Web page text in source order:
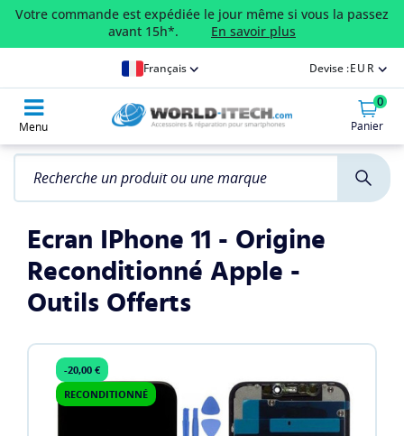
Votre commande est expédiée le jour même si vous la passez
avant 15h*.
En savoir plus
Français Devise :EUR
Menu
0
Panier
Ecran IPhone 11 - Origine
Reconditionné Apple -
Outils Offerts
-20,00 €
RECONDITIONNÉ